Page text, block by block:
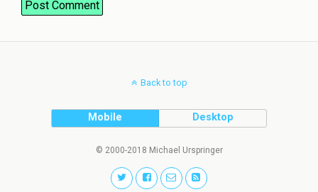
Back to top
Mobile Desktop
© 2000-2018 Michael Urspringer